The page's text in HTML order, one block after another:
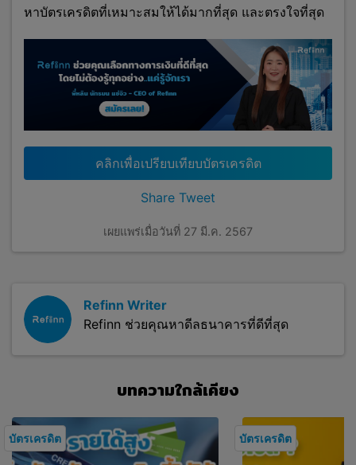
หาบัตรเครดิตที่เหมาะสมให้ได้มากที่สุด และตรงใจที่สุด
คลิกเพื่อเปรียบเทียบบัตรเครดิต
Share Tweet
เผยแพร่เมื่อวันที่ 27 มี.ค. 2567
Refinn Writer
Refinn ช่วยคุณหาดีลธนาคารที่ดีที่สุด
บทความใกล้เคียง
บัตรเครดิต บัตรเครดิต